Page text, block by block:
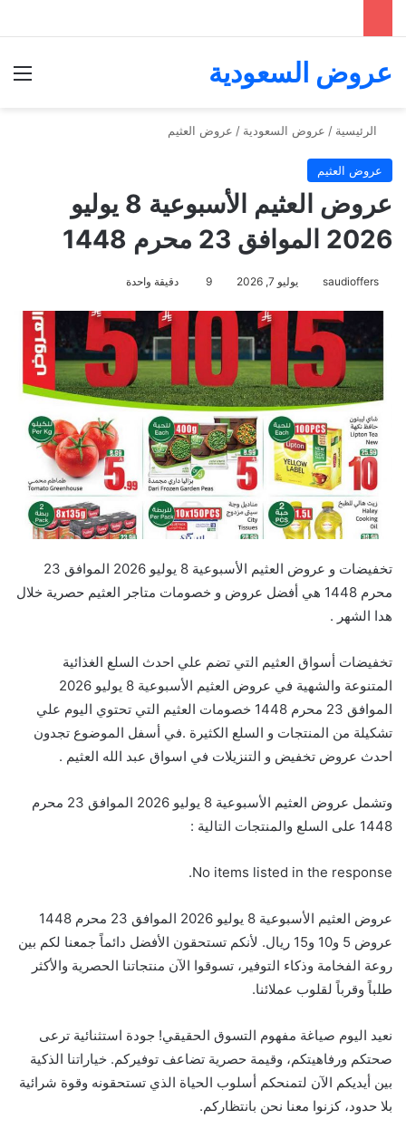
عروض السعودية
الرئيسية / عروض السعودية / عروض العثيم
عروض العثيم
عروض العثيم الأسبوعية 8 يوليو
2026 الموافق 23 محرم 1448
saudioffers يوليو 7, 2026 9 دقيقة واحدة
تخفيضات و عروض العثيم الأسبوعية 8 يوليو 2026 الموافق 23
محرم 1448 هي أفضل عروض و خصومات متاجر العثيم حصرية خلال
هدا الشهر .
تخفيضات أسواق العثيم التي تضم علي احدث السلع الغذائية
المتنوعة والشهية في عروض العثيم الأسبوعية 8 يوليو 2026
الموافق 23 محرم 1448 خصومات العثيم التي تحتوي اليوم علي
تشكيلة من المنتجات و السلع الكثيرة .في أسفل الموضوع تجدون
احدث عروض تخفيض و التنزيلات في اسواق عبد الله العثيم .
وتشمل عروض العثيم الأسبوعية 8 يوليو 2026 الموافق 23 محرم
1448 على السلع والمنتجات التالية :
No items listed in the response.
عروض العثيم الأسبوعية 8 يوليو 2026 الموافق 23 محرم 1448
عروض 5 و10 و15 ريال. لأنكم تستحقون الأفضل دائماً جمعنا لكم بين
روعة الفخامة وذكاء التوفير، تسوقوا الآن منتجاتنا الحصرية والأكثر
طلباً وقرباً لقلوب عملائنا.
نعيد اليوم صياغة مفهوم التسوق الحقيقي! جودة استثنائية ترعى
صحتكم ورفاهيتكم، وقيمة حصرية تضاعف توفيركم. خياراتنا الذكية
بين أيديكم الآن لتمنحكم أسلوب الحياة الذي تستحقونه وقوة شرائية
بلا حدود، كزنوا معنا نحن بانتظاركم.